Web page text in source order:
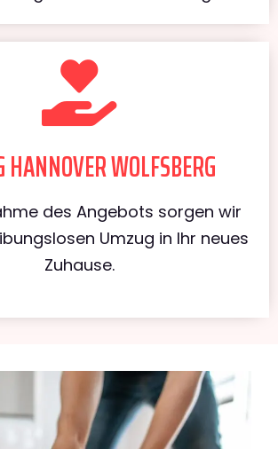
WOLFSBERG
des Angebots sorgen wir
Umzug in Ihr neues
Zuhause.